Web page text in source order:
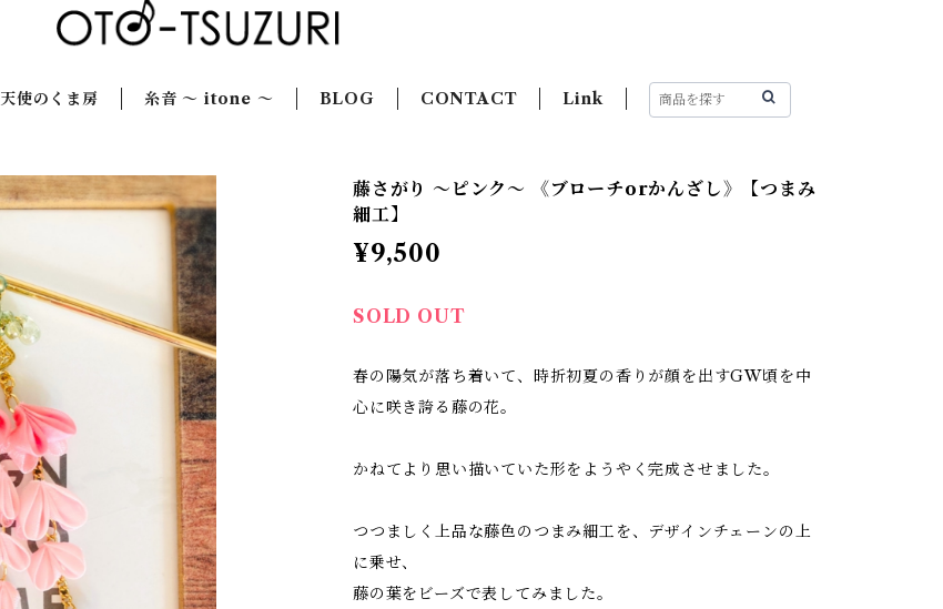
天使のくま房 糸音 ～ itone ～ BLOG CONTACT Link
藤さがり 〜ピンク〜 《ブローチorかんざし》【つまみ
細工】
¥9,500
SOLD OUT
春の陽気が落ち着いて、時折初夏の香りが顔を出すGW頃を中
心に咲き誇る藤の花。
かねてより思い描いていた形をようやく完成させました。
つつましく上品な藤色のつまみ細工を、デザインチェーンの上
に乗せ、
藤の葉をビーズで表してみました。